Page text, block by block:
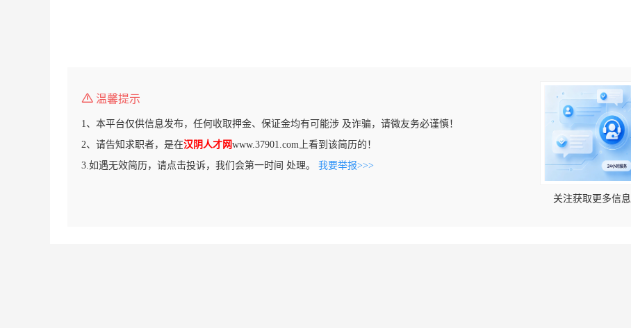
温馨提示
1、本平台仅供信息发布，任何收取押金、保证金均有可能涉 及诈骗，请微友务必谨慎！
2、请告知求职者，是在汉阴人才网www.37901.com上看到该简历的！
3.如遇无效简历，请点击投诉，我们会第一时间 处理。 我要举报>>>
关注获取更多信息